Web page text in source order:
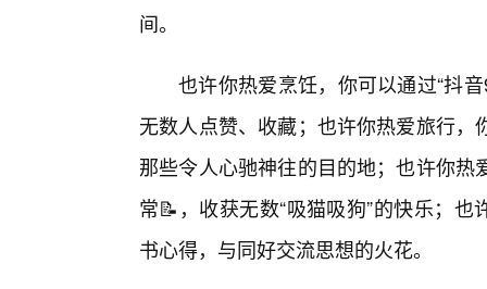
间。
也许你热爱烹饪，你可以通过“抖
无数人点赞、收藏；也许你热爱旅行
那些令人心驰神往的目的地；也许你
常📝，收获无数“吸猫吸狗”的快乐；
书心得，与同好交流思想的火花。